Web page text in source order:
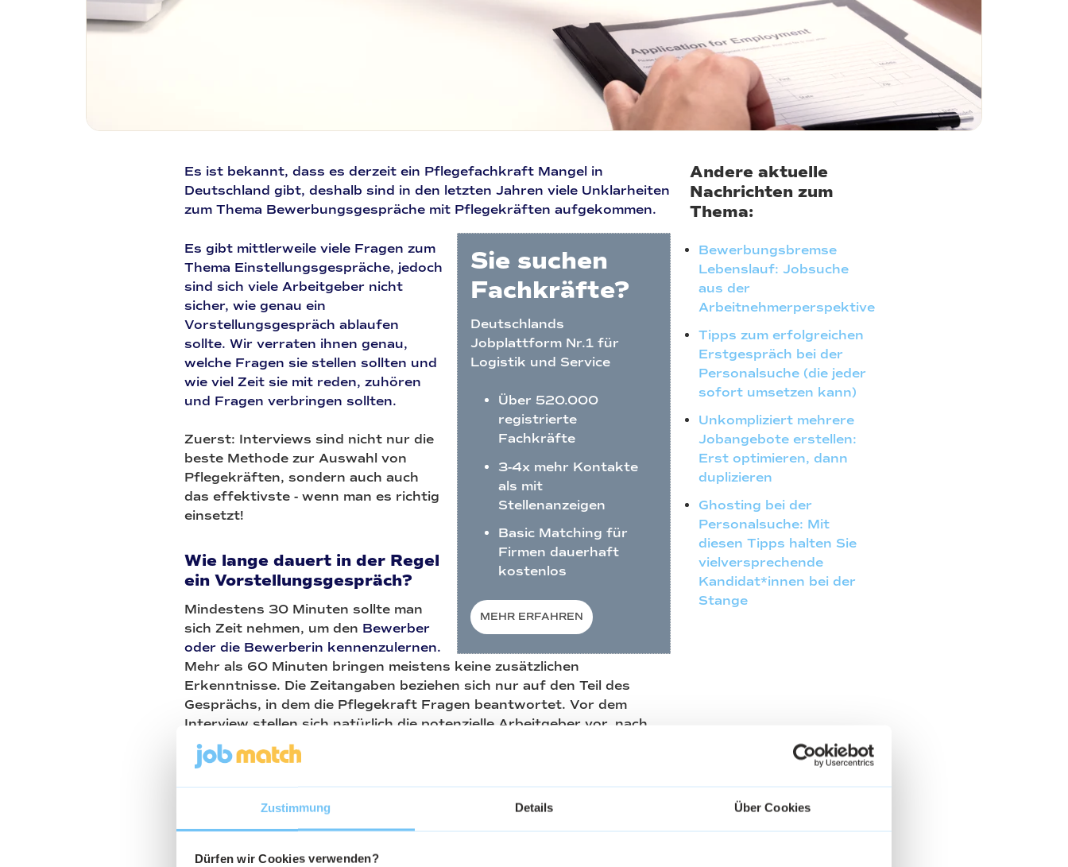
Zustimmung Details Über Cookies
Dürfen wir Cookies verwenden?
Es ist bekannt, dass es derzeit ein Pflegefachkraft Mangel in
Deutschland gibt, deshalb sind in den letzten Jahren viele Unklarheiten
zum Thema Bewerbungsgespräche mit Pflegekräften aufgekommen.
Sie suchen
Fachkräfte?
Deutschlands
Jobplattform Nr.1 für
Logistik und Service
Über 520.000
registrierte
Fachkräfte
3-4x mehr Kontakte
als mit
Stellenanzeigen
Basic Matching für
Firmen dauerhaft
kostenlos
MEHR ERFAHREN
Es gibt mittlerweile viele Fragen zum
Thema Einstellungsgespräche, jedoch
sind sich viele Arbeitgeber nicht
sicher, wie genau ein
Vorstellungsgespräch ablaufen
sollte. Wir verraten ihnen genau,
welche Fragen sie stellen sollten und
wie viel Zeit sie mit reden, zuhören
und Fragen verbringen sollten.
Zuerst: Interviews sind nicht nur die
beste Methode zur Auswahl von
Pflegekräften, sondern auch auch
das effektivste - wenn man es richtig
einsetzt!
Wie lange dauert in der Regel
ein Vorstellungsgespräch?
Mindestens 30 Minuten sollte man
sich Zeit nehmen, um den Bewerber
oder die Bewerberin kennenzulernen.
Mehr als 60 Minuten bringen meistens keine zusätzlichen
Erkenntnisse. Die Zeitangaben beziehen sich nur auf den Teil des
Gesprächs, in dem die Pflegekraft Fragen beantwortet. Vor dem
Interview stellen sich natürlich die potenzielle Arbeitgeber vor, nach
dem eigentlichen Interview berichtet man dem Bewerber/Bewerberin
über das Unternehmen und die Arbeit.
Wie viele Personen sollten das Bewerbungsgespräch
führen?
Es empfiehlt sich, Bewerbungsgespräche zu zweit zu führen,
Andere aktuelle
Nachrichten zum
Thema:
Bewerbungsbremse
Lebenslauf: Jobsuche
aus der
Arbeitnehmerperspektive
Tipps zum erfolgreichen
Erstgespräch bei der
Personalsuche (die jeder
sofort umsetzen kann)
Unkompliziert mehrere
Jobangebote erstellen:
Erst optimieren, dann
duplizieren
Ghosting bei der
Personalsuche: Mit
diesen Tipps halten Sie
vielversprechende
Kandidat*innen bei der
Stange